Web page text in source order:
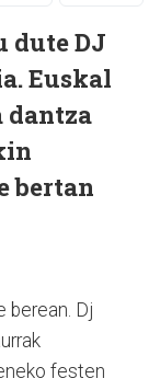
dute DJ
Euskal
dantza
bertan
berean. Dj
festen